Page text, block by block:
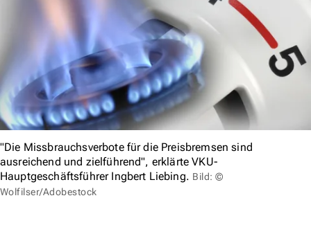
"Die Missbrauchsverbote für die Preisbremsen sind
ausreichend und zielführend", erklärte VKU-
Hauptgeschäftsführer Ingbert Liebing. Bild: ©
Wolfilser/Adobestock